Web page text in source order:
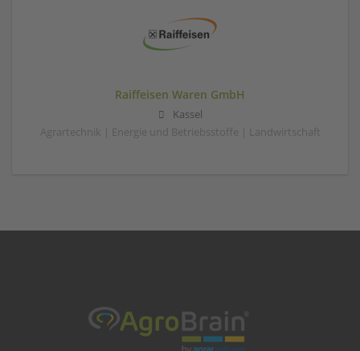
Raiffeisen Waren GmbH
Kassel
Agrartechnik | Energie und Betriebsstoffe | Landwirtschaft